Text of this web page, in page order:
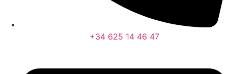
+34 625 14 46 47